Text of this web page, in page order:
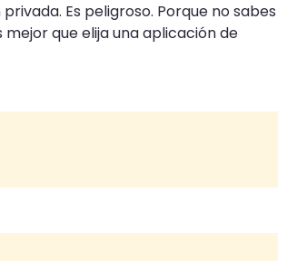
Es peligroso. Porque no sabes
que elija una aplicación de